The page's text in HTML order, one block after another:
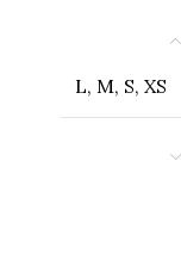
L, M, S, XS